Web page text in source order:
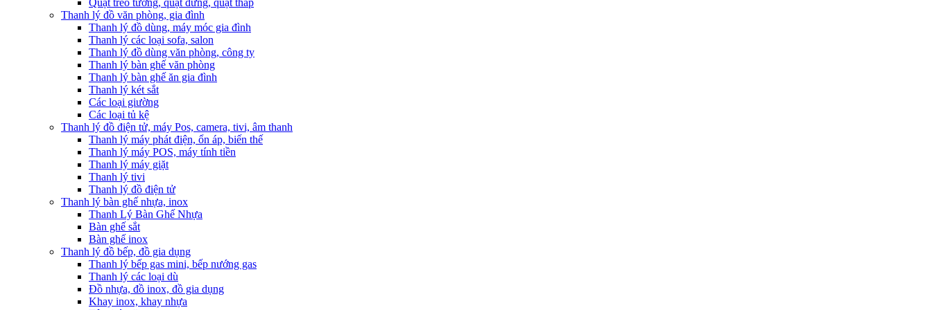
Quạt treo tường, quạt đứng, quạt tháp
Thanh lý đồ văn phòng, gia đình
Thanh lý đồ dùng, máy móc gia đình
Thanh lý các loại sofa, salon
Thanh lý đồ dùng văn phòng, công ty
Thanh lý bàn ghế văn phòng
Thanh lý bàn ghế ăn gia đình
Thanh lý két sắt
Các loại giường
Các loại tủ kệ
Thanh lý đồ điện tử, máy Pos, camera, tivi, âm thanh
Thanh lý máy phát điện, ổn áp, biến thế
Thanh lý máy POS, máy tính tiền
Thanh lý máy giặt
Thanh lý tivi
Thanh lý đồ điện tử
Thanh lý bàn ghế nhựa, inox
Thanh Lý Bàn Ghế Nhựa
Bàn ghế sắt
Bàn ghế inox
Thanh lý đồ bếp, đồ gia dụng
Thanh lý bếp gas mini, bếp nướng gas
Thanh lý các loại dù
Đồ nhựa, đồ inox, đồ gia dụng
Khay inox, khay nhựa